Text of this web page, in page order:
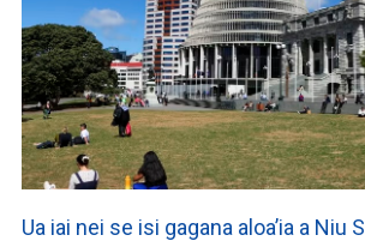
Ua iai nei se isi gagana aloa’ia a Niu